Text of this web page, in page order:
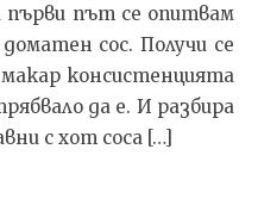
първи път се опитвам
сос. Получи се
консистенцията
да е. И разбира
с хот соса […]